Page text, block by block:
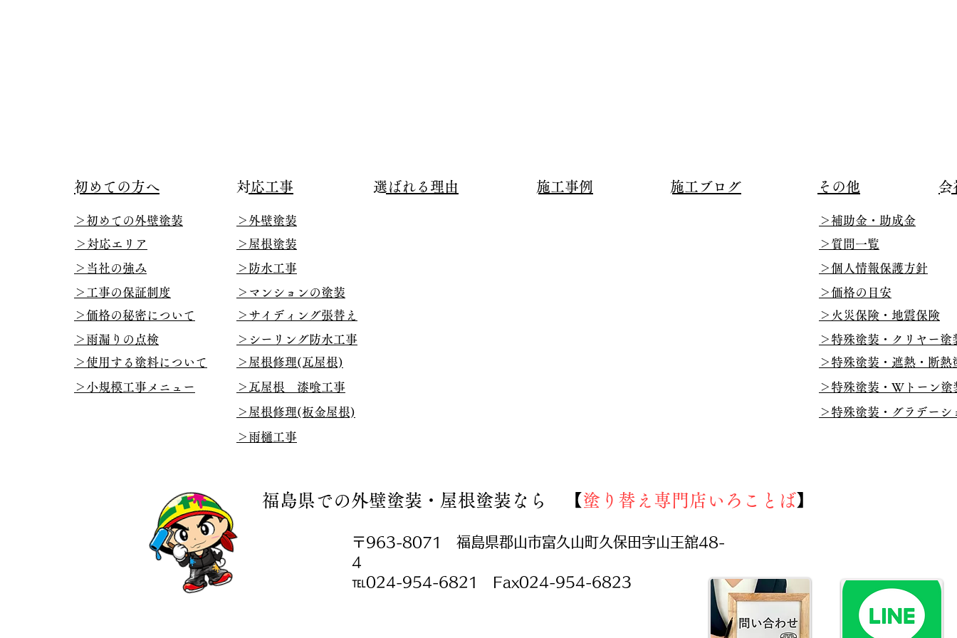
​初めての方へ ​対応工事
​＞初めての外壁塗装
​＞対応エリア
​＞外壁塗装
​＞屋根塗装
​＞当社の強み
​＞防水工事
​＞工事の保証制度
​​＞価格の秘密について
​＞マンションの塗装
​＞サイディング張替え
​ ​＞雨漏りの点検
​＞シーリング防水工事
​＞使用する塗料について
​＞屋根修理(瓦屋根)
​＞小規模工事メニュー ​＞瓦屋根 漆喰工事
​選ばれる理由 ​施工事例
​＞屋根修理(板金屋根)
​施工ブログ ​その他 会
​＞補助金・助成金
​＞質問一覧
​＞個人情報保護方針
​＞価格の目安
​＞火災保険・地震保険
＞特殊塗装・クリヤー塗
＞特殊塗装・遮熱・断熱
＞特殊塗装・Wトーン塗
＞特殊塗装・グラデーシ
​＞雨樋工事
福島県での外壁塗装・屋根塗装なら 【 塗り替え専門店いろことば】
​〒963-8071 福島県郡山市富久山町久保田字山王舘48-
4
℡024-954-6821 Fax024-954-6823